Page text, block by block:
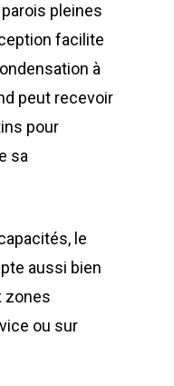
pleines
facilite
à
peut recevoir
pour
sa
le
aussi bien
zones
ou sur